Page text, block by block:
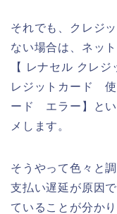
それでも、クレジ
ない場合は、ネッ
【 レナセル クレ
レジットカード 使
ード エラー】とい
メします。
そうやって色々と
支払い遅延が原因
ていることが分か